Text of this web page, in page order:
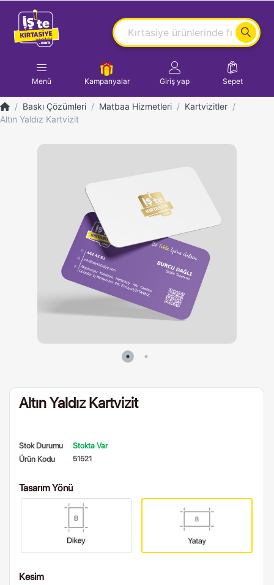
Menü Kampanyalar Giriş yap Sepet
Baskı Çözümleri Matbaa Hizmetleri
Kartvizitler
Altın Yaldız Kartvizit
Altın Yaldız Kartvizit
Stok Durumu
Stokta Var
Ürün Kodu
51521
Tasarım Yönü
Kesim